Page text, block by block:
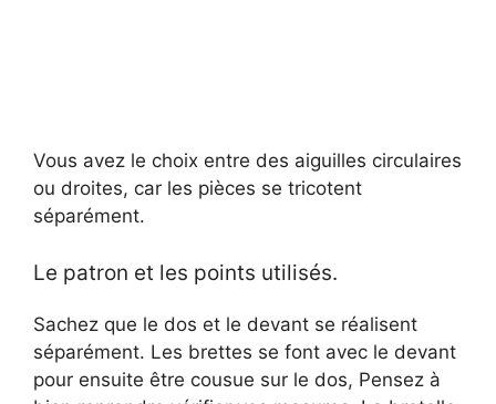
Vous avez le choix entre des aiguilles circulaires
ou droites, car les pièces se tricotent
séparément.
Le patron et les points utilisés.
Sachez que le dos et le devant se réalisent
séparément. Les brettes se font avec le devant
pour ensuite être cousue sur le dos, Pensez à